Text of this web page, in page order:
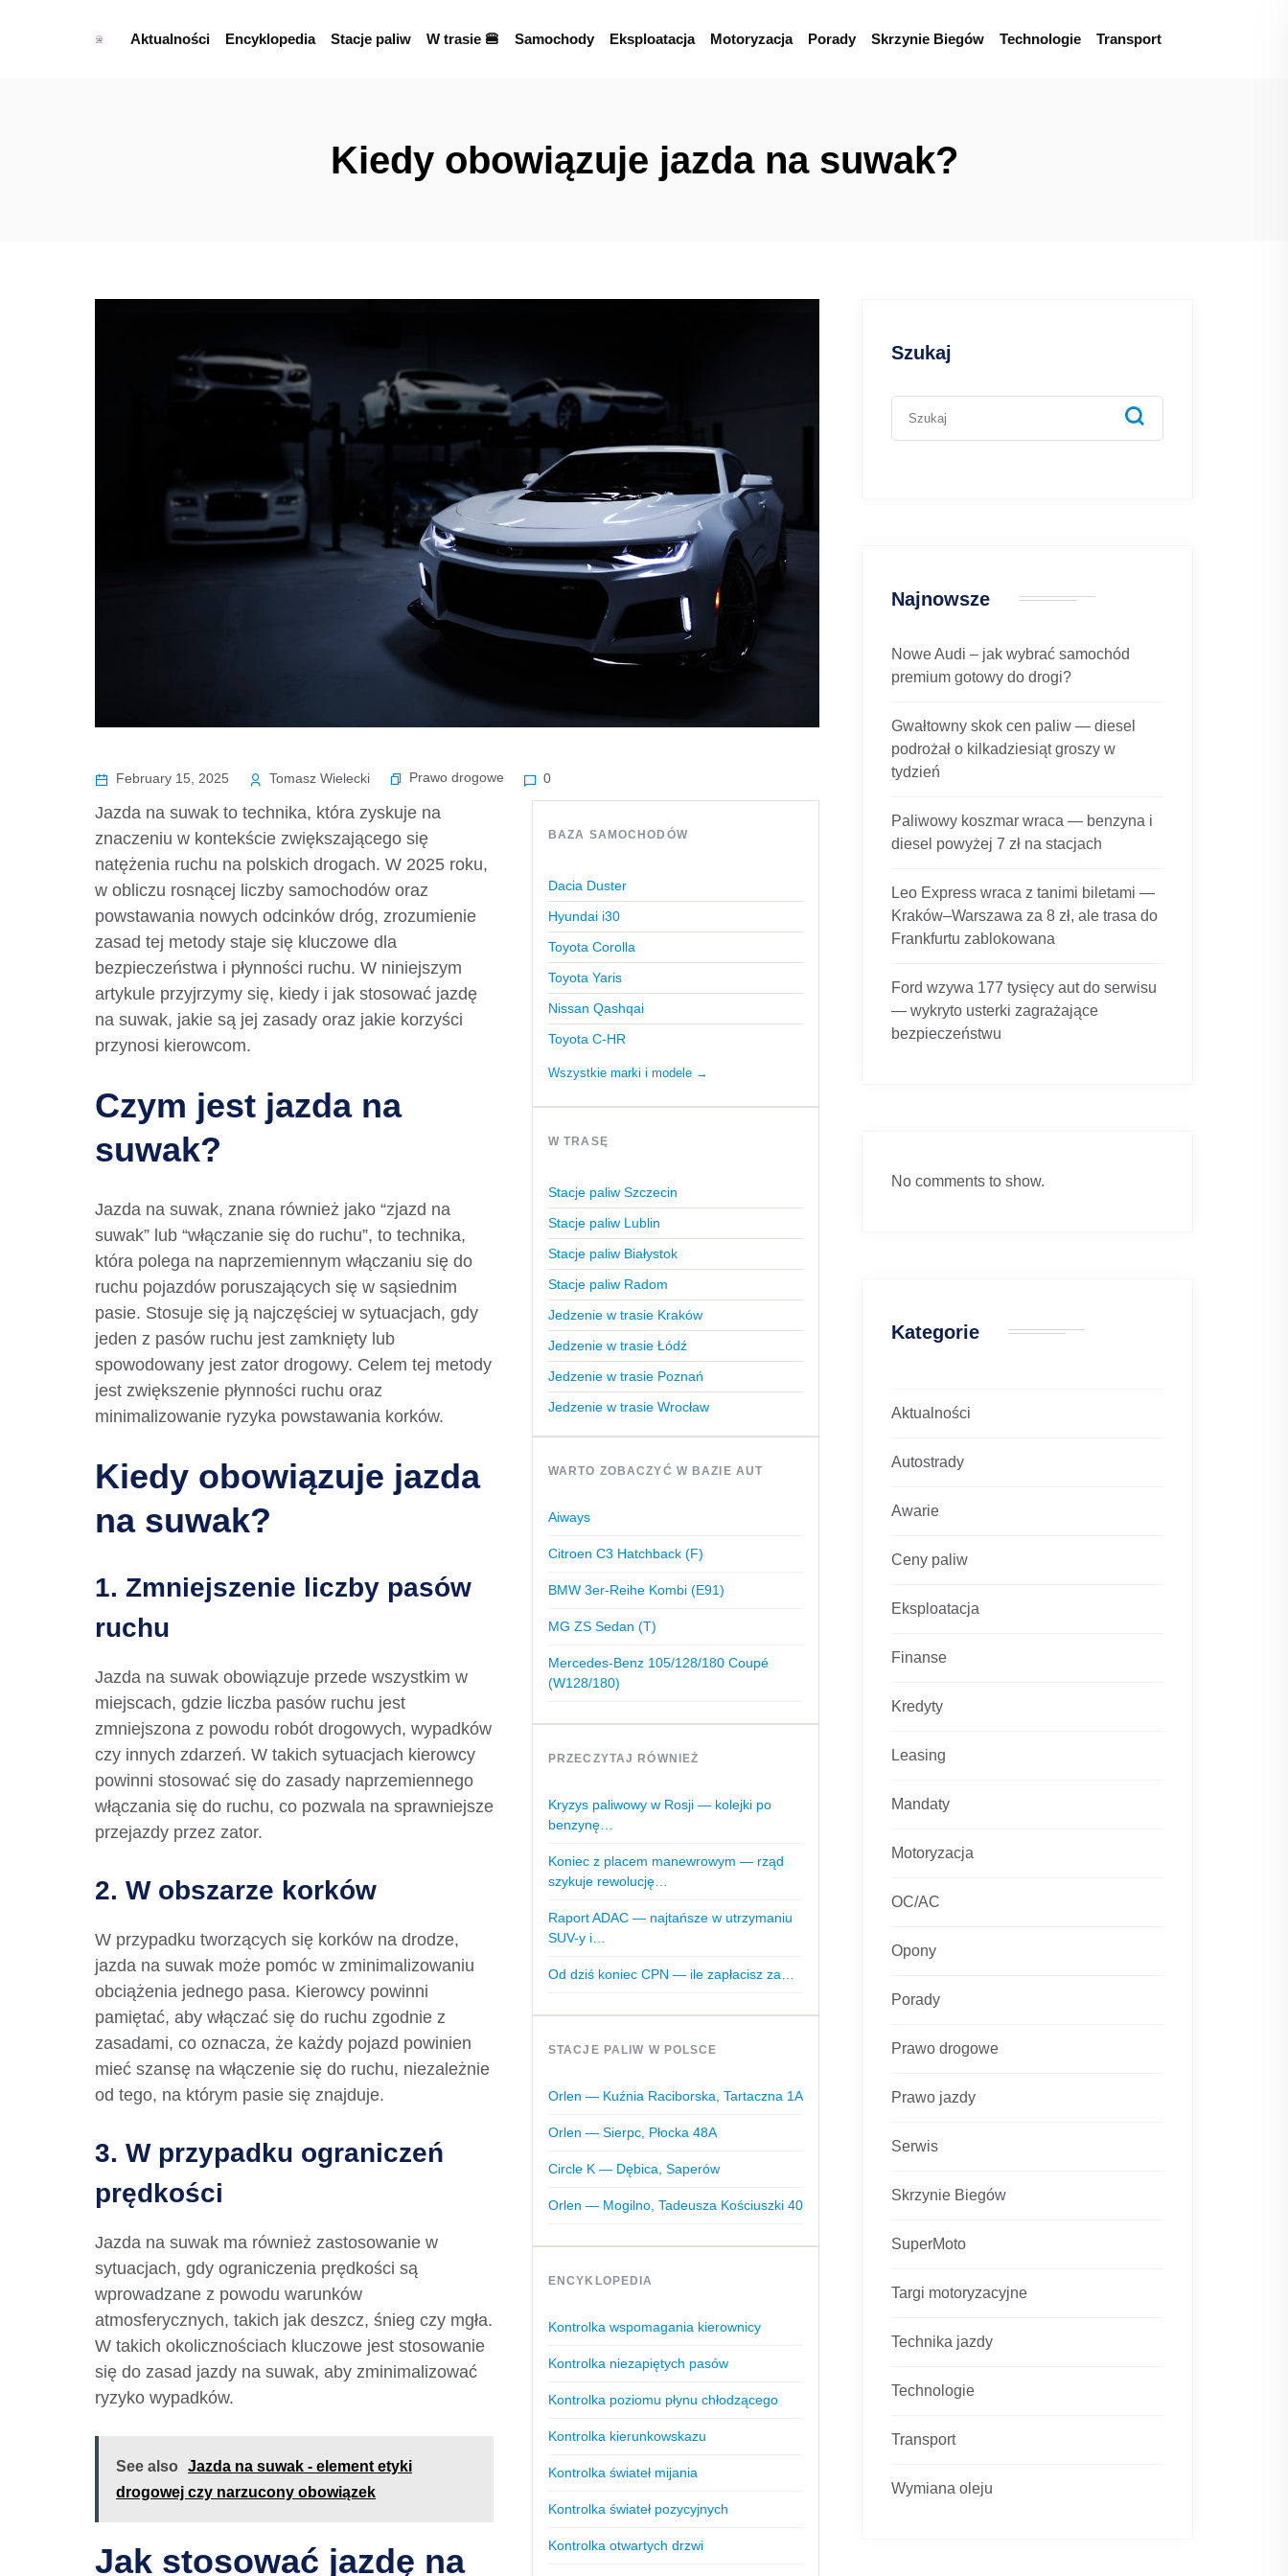
Aktualności Encyklopedia Stacje paliw W trasie 🍔 Samochody Eksploatacja Motoryzacja Porady Skrzynie Biegów Technologie Transport
Kiedy obowiązuje jazda na suwak?
February 15, 2025 Tomasz Wielecki Prawo drogowe 0
Jazda na suwak to technika, która zyskuje na
znaczeniu w kontekście zwiększającego się
natężenia ruchu na polskich drogach. W 2025 roku,
w obliczu rosnącej liczby samochodów oraz
powstawania nowych odcinków dróg, zrozumienie
zasad tej metody staje się kluczowe dla
bezpieczeństwa i płynności ruchu. W niniejszym
artykule przyjrzymy się, kiedy i jak stosować jazdę
na suwak, jakie są jej zasady oraz jakie korzyści
przynosi kierowcom.
Czym jest jazda na
suwak?
Jazda na suwak, znana również jako “zjazd na
suwak” lub “włączanie się do ruchu”, to technika,
która polega na naprzemiennym włączaniu się do
ruchu pojazdów poruszających się w sąsiednim
pasie. Stosuje się ją najczęściej w sytuacjach, gdy
jeden z pasów ruchu jest zamknięty lub
spowodowany jest zator drogowy. Celem tej metody
jest zwiększenie płynności ruchu oraz
minimalizowanie ryzyka powstawania korków.
Kiedy obowiązuje jazda
na suwak?
1. Zmniejszenie liczby pasów
ruchu
Jazda na suwak obowiązuje przede wszystkim w
miejscach, gdzie liczba pasów ruchu jest
zmniejszona z powodu robót drogowych, wypadków
czy innych zdarzeń. W takich sytuacjach kierowcy
powinni stosować się do zasady naprzemiennego
włączania się do ruchu, co pozwala na sprawniejsze
przejazdy przez zator.
2. W obszarze korków
W przypadku tworzących się korków na drodze,
jazda na suwak może pomóc w zminimalizowaniu
obciążenia jednego pasa. Kierowcy powinni
pamiętać, aby włączać się do ruchu zgodnie z
zasadami, co oznacza, że każdy pojazd powinien
mieć szansę na włączenie się do ruchu, niezależnie
od tego, na którym pasie się znajduje.
3. W przypadku ograniczeń
prędkości
Jazda na suwak ma również zastosowanie w
sytuacjach, gdy ograniczenia prędkości są
wprowadzane z powodu warunków
atmosferycznych, takich jak deszcz, śnieg czy mgła.
W takich okolicznościach kluczowe jest stosowanie
się do zasad jazdy na suwak, aby zminimalizować
ryzyko wypadków.
See also
Jazda na suwak - element etyki
drogowej czy narzucony obowiązek
Jak stosować jazdę na
BAZA SAMOCHODÓW
Dacia Duster
Hyundai i30
Toyota Corolla
Toyota Yaris
Nissan Qashqai
Toyota C-HR
Wszystkie marki i modele →
W TRASĘ
Stacje paliw Szczecin
Stacje paliw Lublin
Stacje paliw Białystok
Stacje paliw Radom
Jedzenie w trasie Kraków
Jedzenie w trasie Łódź
Jedzenie w trasie Poznań
Jedzenie w trasie Wrocław
WARTO ZOBACZYĆ W BAZIE AUT
Aiways
Citroen C3 Hatchback (F)
BMW 3er-Reihe Kombi (E91)
MG ZS Sedan (T)
Mercedes-Benz 105/128/180 Coupé
(W128/180)
PRZECZYTAJ RÓWNIEŻ
Kryzys paliwowy w Rosji — kolejki po
benzynę…
Koniec z placem manewrowym — rząd
szykuje rewolucję…
Raport ADAC — najtańsze w utrzymaniu
SUV-y i…
Od dziś koniec CPN — ile zapłacisz za…
STACJE PALIW W POLSCE
Orlen — Kuźnia Raciborska, Tartaczna 1A
Orlen — Sierpc, Płocka 48A
Circle K — Dębica, Saperów
Orlen — Mogilno, Tadeusza Kościuszki 40
ENCYKLOPEDIA
Kontrolka wspomagania kierownicy
Kontrolka niezapiętych pasów
Kontrolka poziomu płynu chłodzącego
Kontrolka kierunkowskazu
Kontrolka świateł mijania
Kontrolka świateł pozycyjnych
Kontrolka otwartych drzwi
Szukaj
Najnowsze
Nowe Audi – jak wybrać samochód
premium gotowy do drogi?
Gwałtowny skok cen paliw — diesel
podrożał o kilkadziesiąt groszy w
tydzień
Paliwowy koszmar wraca — benzyna i
diesel powyżej 7 zł na stacjach
Leo Express wraca z tanimi biletami —
Kraków–Warszawa za 8 zł, ale trasa do
Frankfurtu zablokowana
Ford wzywa 177 tysięcy aut do serwisu
— wykryto usterki zagrażające
bezpieczeństwu
No comments to show.
Kategorie
Aktualności
Autostrady
Awarie
Ceny paliw
Eksploatacja
Finanse
Kredyty
Leasing
Mandaty
Motoryzacja
OC/AC
Opony
Porady
Prawo drogowe
Prawo jazdy
Serwis
Skrzynie Biegów
SuperMoto
Targi motoryzacyjne
Technika jazdy
Technologie
Transport
Wymiana oleju